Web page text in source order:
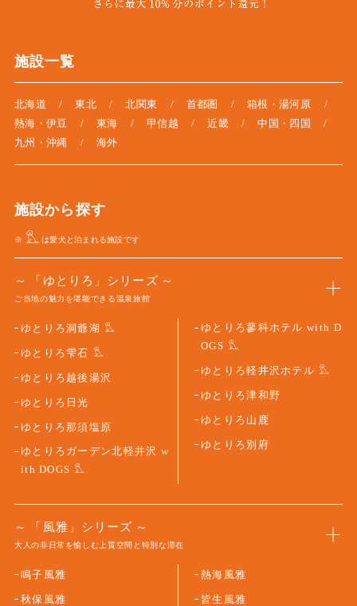
施設一覧
北海道 東北 北関東 首都圏
箱根・湯河原
熱海・伊豆
東海 甲信越 近畿
中国・四国
九州・沖縄
海外
施設から探す
※ は愛犬と泊まれる施設です
「ゆとりろ」シリーズ
ご当地の魅力を堪能できる温泉旅館
ゆとりろ洞爺湖
ゆとりろ雫石
ゆとりろ越後湯沢
ゆとりろ日光
ゆとりろ那須塩原
ゆとりろガーデン北軽井沢 w
ith DOGS
ゆとりろ蓼科ホテル with D
OGS
ゆとりろ軽井沢ホテル
ゆとりろ津和野
ゆとりろ山鹿
ゆとりろ別府
「風雅」シリーズ
大人の非日常を愉しむ上質空間と特別な滞在
鳴子風雅
秋保風雅
熱海風雅
皆生風雅